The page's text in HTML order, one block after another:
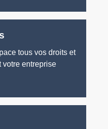
tous vos droits et
votre entreprise